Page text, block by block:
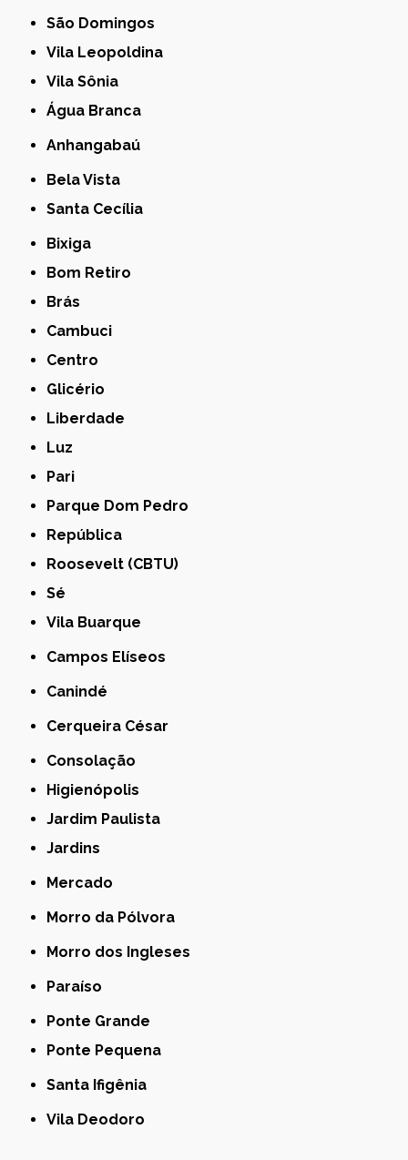
São Domingos
Vila Leopoldina
Vila Sônia
Água Branca
Anhangabaú
Bela Vista
Santa Cecília
Bixiga
Bom Retiro
Brás
Cambuci
Centro
Glicério
Liberdade
Luz
Pari
Parque Dom Pedro
República
Roosevelt (CBTU)
Sé
Vila Buarque
Campos Elíseos
Canindé
Cerqueira César
Consolação
Higienópolis
Jardim Paulista
Jardins
Mercado
Morro da Pólvora
Morro dos Ingleses
Paraíso
Ponte Grande
Ponte Pequena
Santa Ifigênia
Vila Deodoro